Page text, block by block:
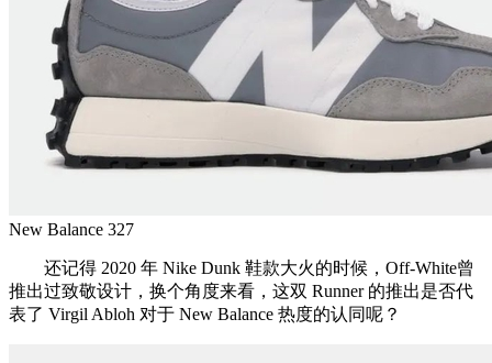
New Balance 327
还记得 2020 年 Nike Dunk 鞋款大火的时候，Off-White曾
推出过致敬设计，换个角度来看，这双 Runner 的推出是否代
表了 Virgil Abloh 对于 New Balance 热度的认同呢？